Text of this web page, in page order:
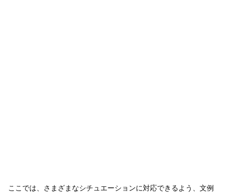
ここでは、さまざまなシチュエーションに対応できるよう、文例